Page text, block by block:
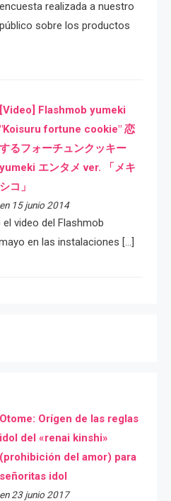
encuesta realizada a nuestro
público sobre los productos
[Video] Flashmob yumeki
"Koisuru fortune cookie" 恋
するフォーチュンクッキー
yumeki エンタメ ver. 「メキ
シコ」
en 15 junio 2014
video del Flashmob
en las instalaciones […]
Otome: Orígen de las reglas
idol del «renai kinshi»
(prohibición del amor) para
señoritas idol
en 23 junio 2017